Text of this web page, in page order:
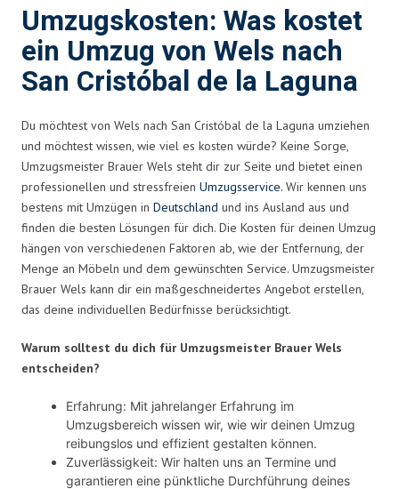
Umzugskosten: Was kostet
ein Umzug von Wels nach
San Cristóbal de la Laguna
Du möchtest von Wels nach San Cristóbal de la Laguna umziehen
und möchtest wissen, wie viel es kosten würde? Keine Sorge,
Umzugsmeister Brauer Wels steht dir zur Seite und bietet einen
professionellen und stressfreien Umzugsservice. Wir kennen uns
bestens mit Umzügen in Deutschland und ins Ausland aus und
finden die besten Lösungen für dich. Die Kosten für deinen Umzug
hängen von verschiedenen Faktoren ab, wie der Entfernung, der
Menge an Möbeln und dem gewünschten Service. Umzugsmeister
Brauer Wels kann dir ein maßgeschneidertes Angebot erstellen,
das deine individuellen Bedürfnisse berücksichtigt.
Warum solltest du dich für Umzugsmeister Brauer Wels
entscheiden?
Erfahrung: Mit jahrelanger Erfahrung im
Umzugsbereich wissen wir, wie wir deinen Umzug
reibungslos und effizient gestalten können.
Zuverlässigkeit: Wir halten uns an Termine und
garantieren eine pünktliche Durchführung deines